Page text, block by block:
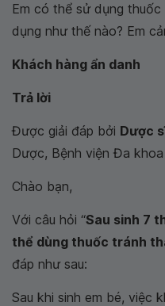
Em có thể sử dụng
dụng như thế nào? Em
Khách hàng ẩn danh
Trả lời
Được giải đáp bởi Dược
Dược, Bệnh viện Đa
Chào bạn,
Với câu hỏi “Sau sinh 7
thể dùng thuốc tránh
đáp như sau:
Sau khi sinh em bé, việc